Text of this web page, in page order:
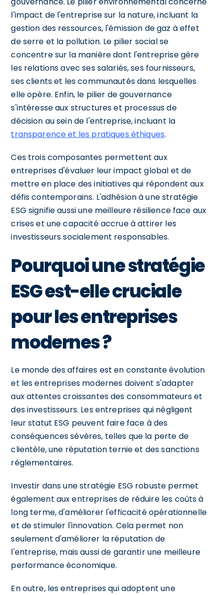
l'impact de l'entreprise sur la nature, incluant la
gestion des ressources, l'émission de gaz à effet
de serre et la pollution. Le pilier social se
concentre sur la manière dont l'entreprise gère
les relations avec ses salariés, ses fournisseurs,
ses clients et les communautés dans lesquelles
elle opère. Enfin, le pilier de gouvernance
s'intéresse aux structures et processus de
décision au sein de l'entreprise, incluant la
transparence et les pratiques éthiques.
Ces trois composantes permettent aux
entreprises d'évaluer leur impact global et de
mettre en place des initiatives qui répondent aux
défis contemporains. L'adhésion à une stratégie
ESG signifie aussi une meilleure résilience face aux
crises et une capacité accrue à attirer les
investisseurs socialement responsables.
Pourquoi une stratégie
ESG est-elle cruciale
pour les entreprises
modernes ?
Le monde des affaires est en constante évolution
et les entreprises modernes doivent s'adapter
aux attentes croissantes des consommateurs et
des investisseurs. Les entreprises qui négligent
leur statut ESG peuvent faire face à des
conséquences sévères, telles que la perte de
clientèle, une réputation ternie et des sanctions
réglementaires.
Investir dans une stratégie ESG robuste permet
également aux entreprises de réduire les coûts à
long terme, d'améliorer l'efficacité opérationnelle
et de stimuler l'innovation. Cela permet non
seulement d'améliorer la réputation de
l'entreprise, mais aussi de garantir une meilleure
performance économique.
En outre, les entreprises qui adoptent une